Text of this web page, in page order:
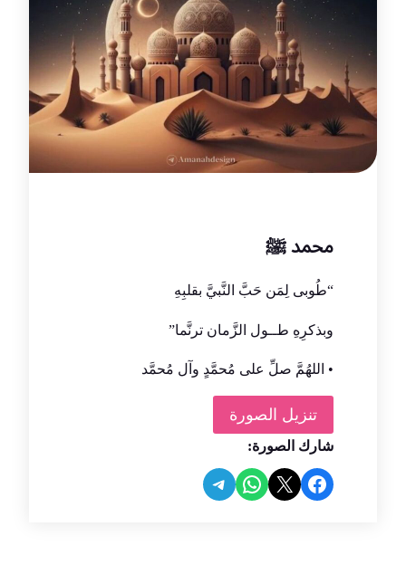
محمد ﷺ
“طُوبی لِمَن حَبَّ النَّبيَّ بقلبِهِ
‏وبذكرِهِ طــول الزَّمان ترنَّما”
• اللهُمَّ صلِّ على مُحمَّدٍ وآل مُحمَّد
تنزيل الصورة
شارك الصورة:
Share on Facebook
Share on X
Share on WhatsApp
Share on Telegram